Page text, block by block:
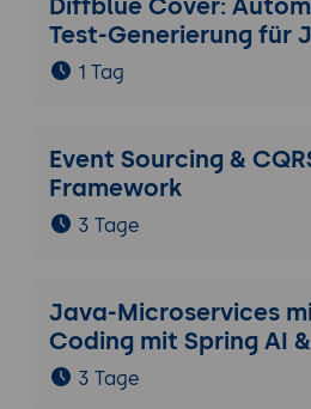
Diffblue Cover:
Test-Generierung für
1 Tag
Event Sourcing &
Framework
3 Tage
Java-Microservices
Coding mit Spring AI
3 Tage